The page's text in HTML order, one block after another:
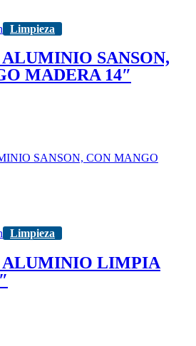
Limpieza
SANSON,
MADERA 14″
SANSON, CON MANGO
Limpieza
ALUMINIO LIMPIA